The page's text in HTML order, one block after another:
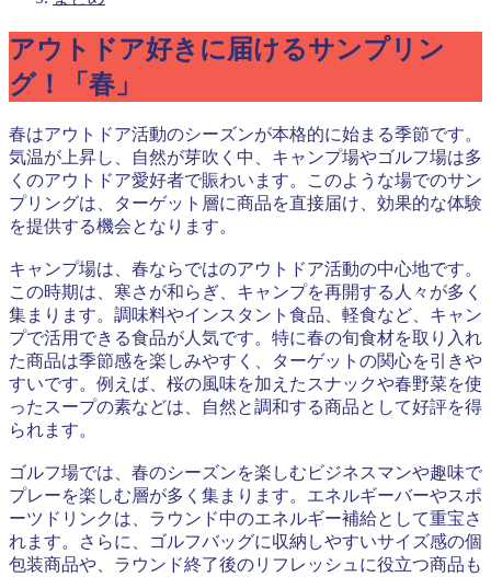
アウトドア好きに届けるサンプリン
グ！「春」
春はアウトドア活動のシーズンが本格的に始まる季節です。
気温が上昇し、自然が芽吹く中、キャンプ場やゴルフ場は多
くのアウトドア愛好者で賑わいます。このような場でのサン
プリングは、ターゲット層に商品を直接届け、効果的な体験
を提供する機会となります。
キャンプ場は、春ならではのアウトドア活動の中心地です。
この時期は、寒さが和らぎ、キャンプを再開する人々が多く
集まります。調味料やインスタント食品、軽食など、キャン
プで活用できる食品が人気です。特に春の旬食材を取り入れ
た商品は季節感を楽しみやすく、ターゲットの関心を引きや
すいです。例えば、桜の風味を加えたスナックや春野菜を使
ったスープの素などは、自然と調和する商品として好評を得
られます。
ゴルフ場では、春のシーズンを楽しむビジネスマンや趣味で
プレーを楽しむ層が多く集まります。エネルギーバーやスポ
ーツドリンクは、ラウンド中のエネルギー補給として重宝さ
れます。さらに、ゴルフバッグに収納しやすいサイズ感の個
包装商品や、ラウンド終了後のリフレッシュに役立つ商品も